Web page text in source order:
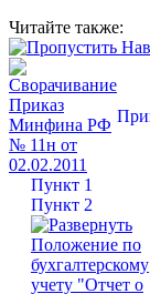
Читайте также:
Пункт 1
Пункт 2